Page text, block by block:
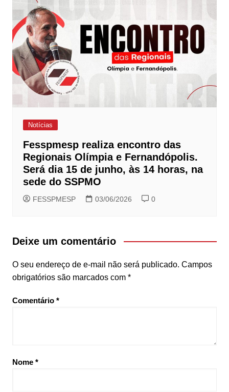
Notícias
Fesspmesp realiza encontro das
Regionais Olímpia e Fernandópolis.
Será dia 15 de junho, às 14 horas, na
sede do SSPMO
FESSPMESP 03/06/2026 0
Deixe um comentário
O seu endereço de e-mail não será publicado. Campos
obrigatórios são marcados com *
Comentário *
Nome *